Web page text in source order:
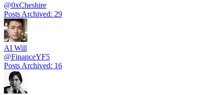
@0xCheshire
Posts Archived: 29
AI Will
@FinanceYF5
Posts Archived: 16